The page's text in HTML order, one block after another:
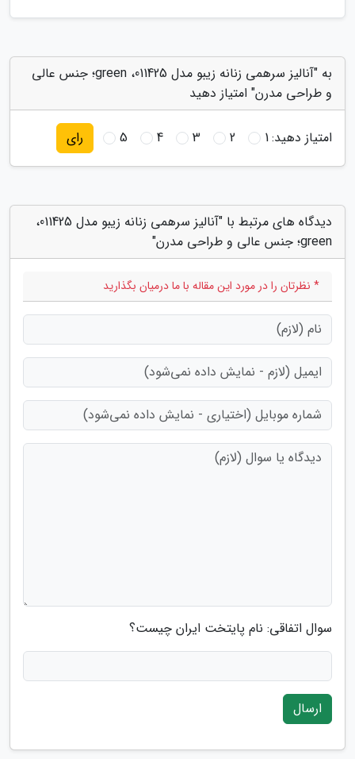
به "آنالیز سرهمی زنانه زیبو مدل 011425، green؛ جنس عالی
و طراحی مدرن" امتیاز دهید
امتیاز دهید:1
2
3
4
5 رای
دیدگاه های مرتبط با "آنالیز سرهمی زنانه زیبو مدل 011425،
green؛ جنس عالی و طراحی مدرن"
* نظرتان را در مورد این مقاله با ما درمیان بگذارید
سوال اتفاقی: نام پایتخت ایران چیست؟
ارسال